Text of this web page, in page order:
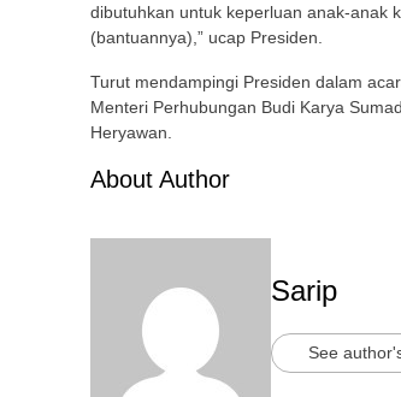
dibutuhkan untuk keperluan anak-anak
(bantuannya),” ucap Presiden.
Turut mendampingi Presiden dalam
Menteri Perhubungan Budi Karya
Heryawan.
About Author
Sarip
See